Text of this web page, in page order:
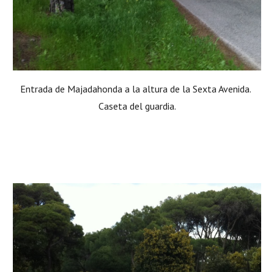
Entrada de Majadahonda a la altura de la Sexta Avenida.
Caseta del guardia.